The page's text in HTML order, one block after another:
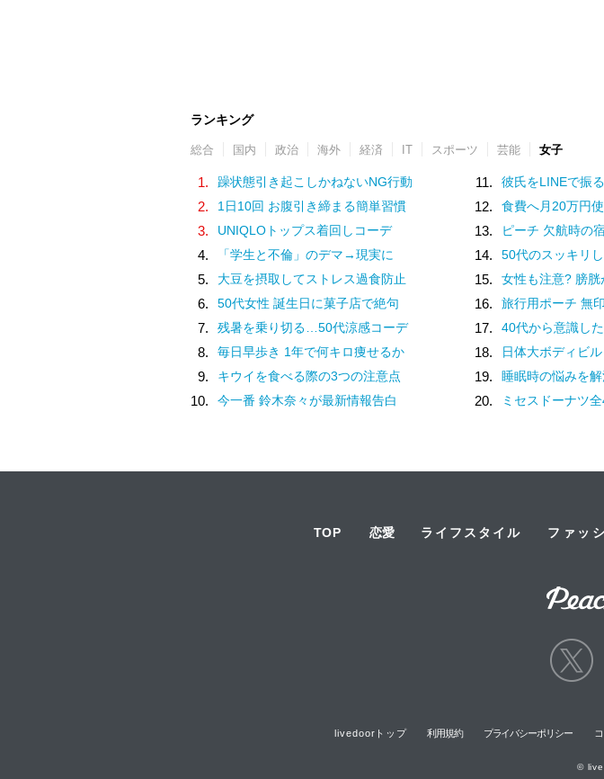
ランキング
総合 国内 政治 海外 経済 IT スポーツ 芸能 女子
1. 躁状態引き起こしかねないNG行動
2. 1日10回 お腹引き締まる簡単習慣
3. UNIQLOトップス着回しコーデ
4. 「学生と不倫」のデマ→現実に
5. 大豆を摂取してストレス過食防止
6. 50代女性 誕生日に菓子店で絶句
7. 残暑を乗り切る…50代涼感コーデ
8. 毎日早歩き 1年で何キロ痩せるか
9. キウイを食べる際の3つの注意点
10. 今一番 鈴木奈々が最新情報告白
11. 彼氏をLINEで振
12. 食費へ月20万円
13. ピーチ 欠航時の
14. 50代のスッキリ
15. 女性も注意? 膀胱
16. 旅行用ポーチ 無
17. 40代から意識した
18. 日体大ボディビ
19. 睡眠時の悩みを
20. ミセスドーナツ全4種を実食レビュ
TOP 恋愛 ライフスタイル ファッ
livedoorトップ 利用規約 プライバシーポリシー
©